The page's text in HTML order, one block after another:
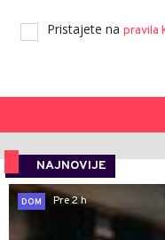
Pristajete na pravila
NAJNOVIJE
DOM
Pre 2 h